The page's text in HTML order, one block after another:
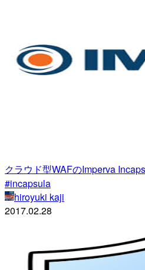
クラウド型WAFのImperva
#incapsula
hiroyuki kaji
2017.02.28